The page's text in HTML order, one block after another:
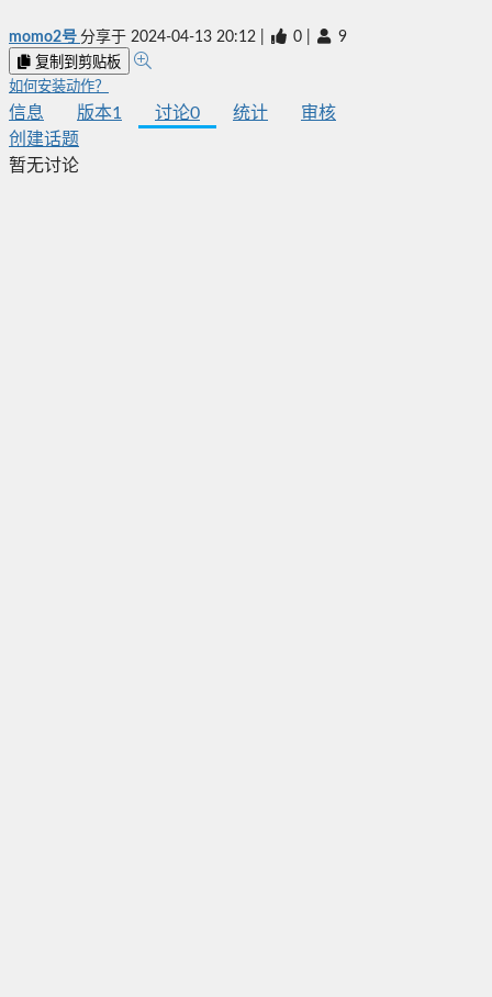
momo2号 分享于 2024-04-13 20:12 0 9
复制到剪贴板
如何安装动作？
信息 版本1 讨论0 统计
审核
创建话题
暂无讨论